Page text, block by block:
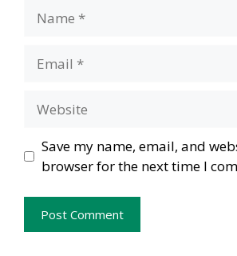
Save my name, email, and
browser for the next time I